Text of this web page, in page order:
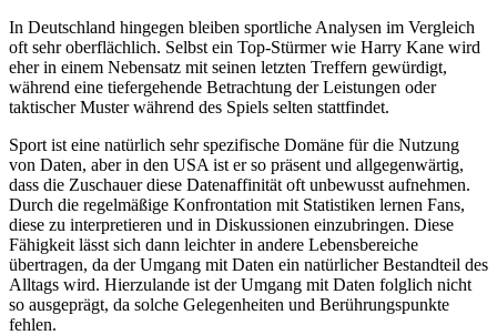
In Deutschland hingegen bleiben sportliche Analysen im Vergleich
oft sehr oberflächlich. Selbst ein Top-Stürmer wie Harry Kane wird
eher in einem Nebensatz mit seinen letzten Treffern gewürdigt,
während eine tiefergehende Betrachtung der Leistungen oder
taktischer Muster während des Spiels selten stattfindet.
Sport ist eine natürlich sehr spezifische Domäne für die Nutzung
von Daten, aber in den USA ist er so präsent und allgegenwärtig,
dass die Zuschauer diese Datenaffinität oft unbewusst aufnehmen.
Durch die regelmäßige Konfrontation mit Statistiken lernen Fans,
diese zu interpretieren und in Diskussionen einzubringen. Diese
Fähigkeit lässt sich dann leichter in andere Lebensbereiche
übertragen, da der Umgang mit Daten ein natürlicher Bestandteil des
Alltags wird. Hierzulande ist der Umgang mit Daten folglich nicht
so ausgeprägt, da solche Gelegenheiten und Berührungspunkte
fehlen.